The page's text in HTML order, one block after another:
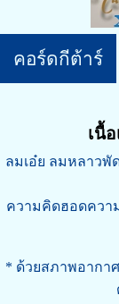
คอร์ดกีต้าร์
เนื้
ลมเอ๋ย ลมหลาวพั
ความคิดฮอดควา
* ด้วยสภาพอากา